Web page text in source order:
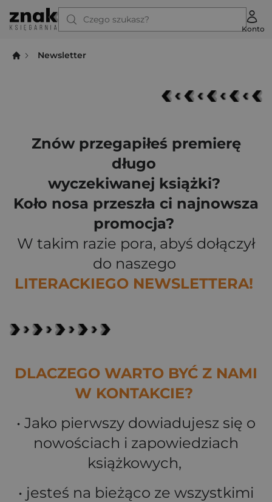
Czego szukasz?
Konto
Newsletter
Znów przegapiłeś premierę
długo
wyczekiwanej książki?
Koło nosa przeszła ci najnowsza
promocja?
W takim razie pora, abyś dołączył
do naszego
LITERACKIEGO NEWSLETTERA!
DLACZEGO WARTO BYĆ Z NAMI
W KONTAKCIE?
• Jako pierwszy dowiadujesz się o
nowościach i zapowiedziach
książkowych,
• jesteś na bieżąco ze wszystkimi